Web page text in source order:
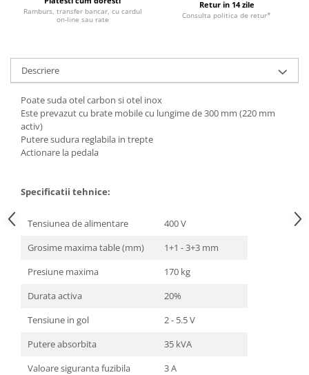
Generatoare pentru sudare
Automatizari generatoare
Generatoare de curent continuu
Utilaje agricole
Motocultoare
Motosape
Accesorii utilaje agricole
Pachete motocultoare
Curte si gradina
Masini de tuns gazon
Aparate de spalat cu presiune
Foarfece gard viu
Ramburs, transfer bancar, cu cardul
on-line sau rate
Retur in 14 zile
Consulta politica de retur*
Descriere
Poate suda otel carbon si otel inox
Este prevazut cu brate mobile cu lungime de 300 mm (220 mm
activ)
Putere sudura reglabila in trepte
Actionare la pedala
Specificatii tehnice:
Tensiunea de alimentare
400 V
Grosime maxima table (mm)
1+1 - 3+3 mm
Presiune maxima
170 kg
Durata activa
20%
Tensiune in gol
2 - 5.5 V
Putere absorbita
35 kVA
Valoare siguranta fuzibila
3 A